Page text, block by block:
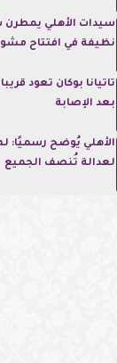
سيدات الأهلي
نظيفة في افتتاح
تاتيانا بوكان تعود
بعد الإصابة
الأهلي يُوضح
لعدالة تُنصف الجميع